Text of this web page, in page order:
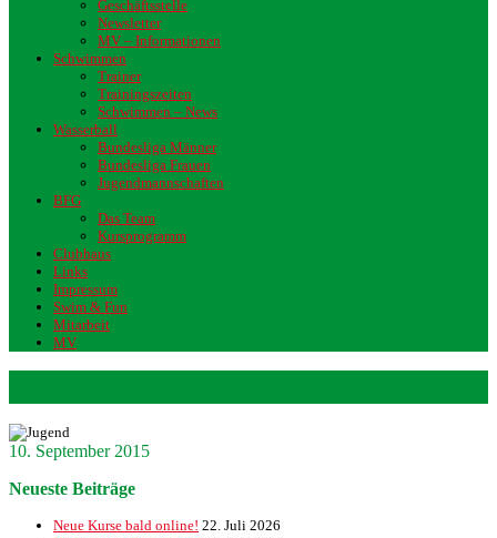
Geschäftsstelle
Newsletter
MV – Informationen
Schwimmen
Trainer
Trainingszeiten
Schwimmen – News
Wasserball
Bundesliga Männer
Bundesliga Frauen
Jugendmannschaften
BFG
Das Team
Kursprogramm
Clubhaus
Links
Impressum
Swim & Fun
Mitarbeit
MV
10. September 2015
Neueste Beiträge
Neue Kurse bald online! 22. Juli 2026